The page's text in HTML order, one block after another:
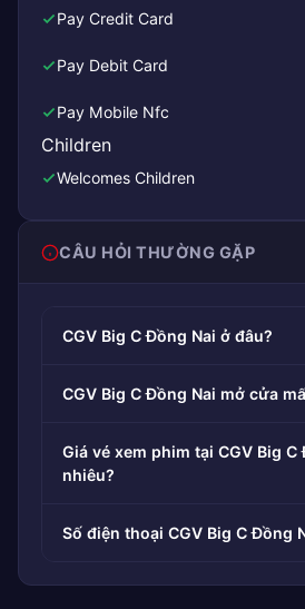
Pay Credit Card
Pay Debit Card
Pay Mobile Nfc
Children
Welcomes Children
CÂU HỎI THƯỜNG GẶP
CGV Big C Đồng Nai ở đâu?
CGV Big C Đồng Nai mở cửa
Giá vé xem phim tại CGV Big C
nhiêu?
Số điện thoại CGV Big C Đồng